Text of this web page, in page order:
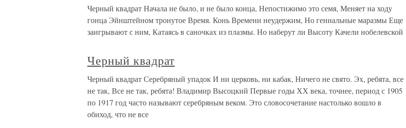
Черный квадрат Начала не было, и не было конца, Непостижимо это семя, Меняет на ходу
гонца Эйнштейном тронутое Время. Конь Времени неудержим, Но гениальные маразмы Еще
заигрывают с ним, Катаясь в саночках из плазмы. Но наберут ли Высоту Качели нобелевской
Черный квадрат
Черный квадрат Серебряный упадок И ни церковь, ни кабак, Ничего не свято. Эх, ребята, все
не так, Все не так, ребята! Владимир Высоцкий Первые годы ХХ века, точнее, период с 1905
по 1917 год часто называют серебряным веком. Это словосочетание настолько вошло в
обиход, что не все